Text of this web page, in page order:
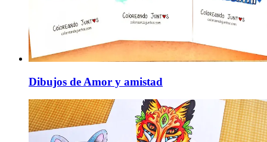
Dibujos de Amor y amistad